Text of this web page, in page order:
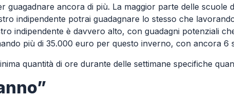
ancora di più. La maggior parte delle
indipendente potrai guadagnare lo stesso che
indipendente è davvero alto, con guadagni potenziali
più di 35.000 euro per questo inverno, con ancora 6
quantità di ore durante delle settimane specifiche